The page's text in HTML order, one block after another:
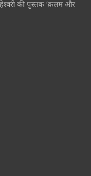
की पुस्तक ‘क़लम और